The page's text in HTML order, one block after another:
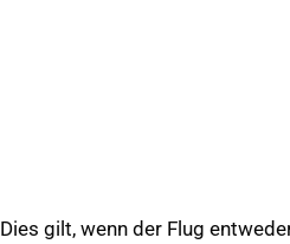
Dies gilt, wenn der Flug